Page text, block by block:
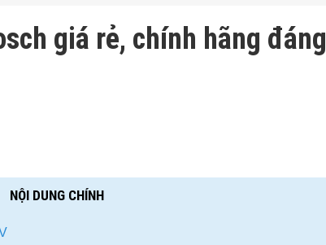
giá rẻ, chính hãng đáng
NỘI DUNG CHÍNH